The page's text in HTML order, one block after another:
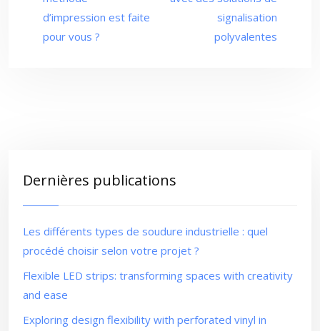
d’impression est faite
pour vous ?
signalisation
polyvalentes
Dernières publications
Les différents types de soudure industrielle : quel
procédé choisir selon votre projet ?
Flexible LED strips: transforming spaces with creativity
and ease
Exploring design flexibility with perforated vinyl in